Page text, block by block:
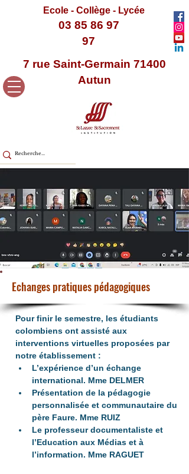
Ecole - Collège - Lycée
03 85 86 97
97
7 rue Saint-Germain 71400
Autun
Echanges pratiques pédagogiques
Pour finir le semestre, les étudiants
colombiens ont assisté aux
interventions virtuelles proposées par
notre établissement :
L’expérience d’un échange
international. Mme DELMER
Présentation de la pédagogie
personnalisée et communautaire du
père Faure. Mme RUIZ
Le professeur documentaliste et
l’Education aux Médias et à
l’information. Mme RAGUET